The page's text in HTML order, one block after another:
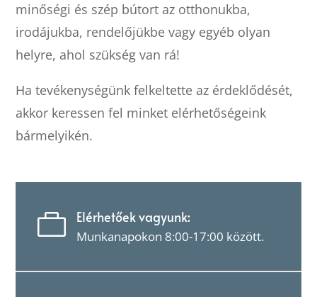
minőségi és szép bútort az otthonukba,
irodájukba, rendelőjükbe vagy egyéb olyan
helyre, ahol szükség van rá!
Ha tevékenységünk felkeltette az érdeklődését,
akkor keressen fel minket elérhetőségeink
bármelyikén.
 Elérhetőek vagyunk:
Munkanapokon 8:00-17:00 között.